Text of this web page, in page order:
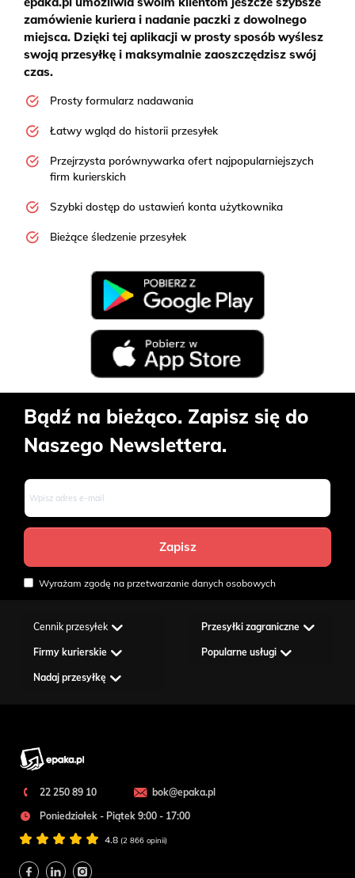
zamówienie kuriera i nadanie paczki z dowolnego
miejsca. Dzięki tej aplikacji w prosty sposób wyślesz
swoją przesyłkę i maksymalnie zaoszczędzisz swój
czas.
Prosty formularz nadawania
Łatwy wgląd do historii przesyłek
Przejrzysta porównywarka ofert najpopularniejszych
firm kurierskich
Szybki dostęp do ustawień konta użytkownika
Bieżące śledzenie przesyłek
Bądź na bieżąco. Zapisz się do
Naszego Newslettera.
Wyrażam zgodę na przetwarzanie danych osobowych
Cennik przesyłek Przesyłki zagraniczne
Firmy kurierskie Popularne usługi
Nadaj przesyłkę
22 250 89 10
bok@epaka.pl
Poniedziałek - Piątek 9:00 - 17:00
4.8 (2 866 opinii)